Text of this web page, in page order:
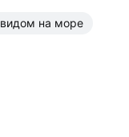
с видом на море